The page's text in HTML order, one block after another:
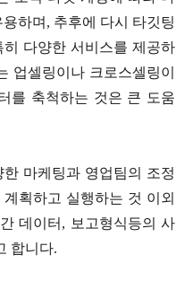
하며, 추후에 다시 타깃팅
다양한 서비스를 제공하
업셀링이나 크로스셀링이
를 축척하는 것은 큰 도움
마케팅과 영업팀의 조정
획하고 실행하는 것 이외
데이터, 보고형식등의 사
합니다.